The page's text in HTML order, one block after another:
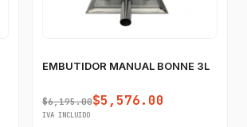
EMBUTIDOR MANUAL BONNE 3L
$6,195.00$5,576.00
IVA INCLUIDO